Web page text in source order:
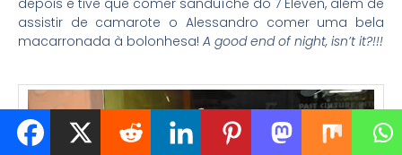
depois e tive que comer sanduíche do 7 Eleven, além de
assistir de camarote o Alessandro comer uma bela
macarronada à bolonhesa! A good end of night, isn’t it?!!!